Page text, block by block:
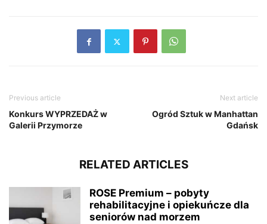
Previous article
Konkurs WYPRZEDAŻ w
Galerii Przymorze
Next article
Ogród Sztuk w Manhattan
Gdańsk
RELATED ARTICLES
ROSE Premium – pobyty
rehabilitacyjne i opiekuńcze dla
seniorów nad morzem